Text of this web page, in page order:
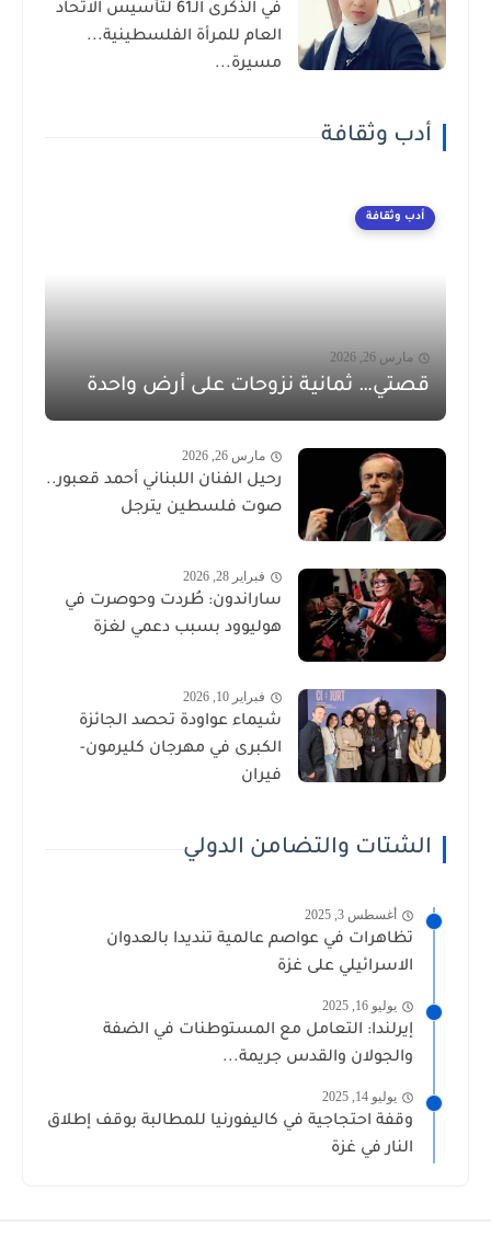
في الذكرى الـ61 لتأسيس الاتحاد
العام للمرأة الفلسطينية...
مسيرة...
أدب وثقافة
أدب وثقافة
مارس 26, 2026
قصتي… ثمانية نزوحات على أرض واحدة
مارس 26, 2026
رحيل الفنان اللبناني أحمد قعبور..
صوت فلسطين يترجل
فبراير 28, 2026
ساراندون: طُردت وحوصرت في
هوليوود بسبب دعمي لغزة
فبراير 10, 2026
شيماء عواودة تحصد الجائزة
الكبرى في مهرجان كليرمون-
فيران
الشتات والتضامن الدولي
أغسطس 3, 2025
تظاهرات في عواصم عالمية تنديدا بالعدوان
الاسرائيلي على غزة
يوليو 16, 2025
إيرلندا: التعامل مع المستوطنات في الضفة
والجولان والقدس جريمة...
يوليو 14, 2025
وقفة احتجاجية في كاليفورنيا للمطالبة بوقف إطلاق
النار في غزة